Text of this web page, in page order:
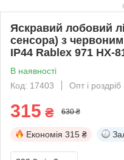
Яскравий лобовий
сенсора) з червоним
IP44 Rablex 971 HX-
В наявності
Код: 17403
Опт і роздріб
315 ₴ 630 ₴
Економія 315 ₴